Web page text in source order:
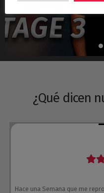
¿Qué dicen
Hace una Semana que me